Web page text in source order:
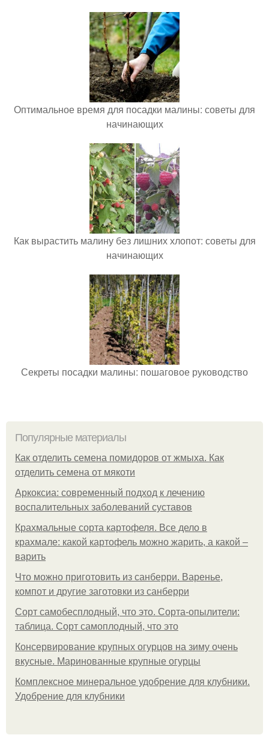
Оптимальное время для посадки малины: советы для
начинающих
Как вырастить малину без лишних хлопот: советы для
начинающих
Секреты посадки малины: пошаговое руководство
Популярные материалы
Как отделить семена помидоров от жмыха. Как
отделить семена от мякоти
Аркоксиа: современный подход к лечению
воспалительных заболеваний суставов
Крахмальные сорта картофеля. Все дело в
крахмале: какой картофель можно жарить, а какой –
варить
Что можно приготовить из санберри. Варенье,
компот и другие заготовки из санберри
Сорт самобесплодный, что это. Сорта-опылители:
таблица. Сорт самоплодный, что это
Консервирование крупных огурцов на зиму очень
вкусные. Маринованные крупные огурцы
Комплексное минеральное удобрение для клубники.
Удобрение для клубники